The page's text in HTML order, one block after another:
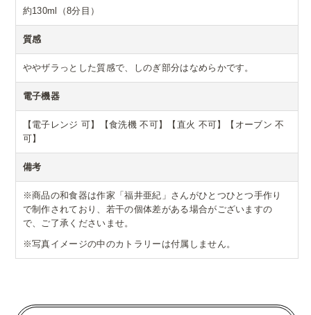
約130ml（8分目）
質感
ややザラっとした質感で、しのぎ部分はなめらかです。
電子機器
【電子レンジ 可】【食洗機 不可】【直火 不可】【オーブン 不
可】
備考
※商品の和食器は作家「福井亜紀」さんがひとつひとつ手作り
で制作されており、若干の個体差がある場合がございますの
で、ご了承くださいませ。
※写真イメージの中のカトラリーは付属しません。